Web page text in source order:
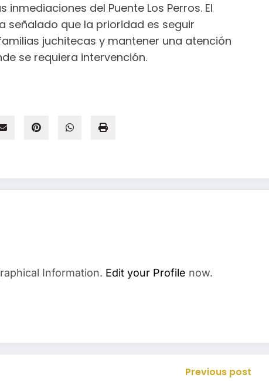
del Puente Los Perros. El
señalado que la prioridad es seguir
juchitecas y mantener una atención
se requiera intervención.
Information. Edit your Profile now.
Previous post